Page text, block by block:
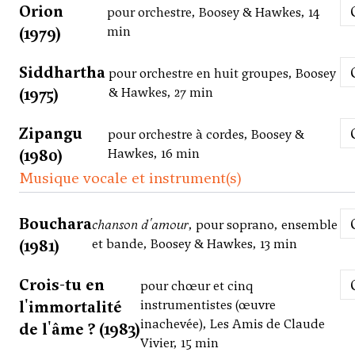
Orion
(1979)
pour orchestre, Boosey & Hawkes, 14
min
Siddhartha
(1975)
pour orchestre en huit groupes, Boosey
& Hawkes, 27 min
Zipangu
(1980)
pour orchestre à cordes, Boosey &
Hawkes, 16 min
Musique vocale et instrument(s)
Bouchara
(1981)
chanson d'amour, pour soprano, ensemble
et bande, Boosey & Hawkes, 13 min
Crois-tu en
l'immortalité
de l'âme ? (1983)
pour chœur et cinq
instrumentistes (œuvre
inachevée), Les Amis de Claude
Vivier, 15 min